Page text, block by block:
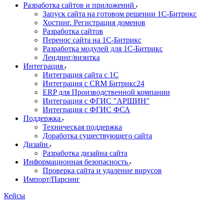
Разработка сайтов и приложений
Запуск сайта на готовом решении 1С-Битрикс
Хостинг. Регистрация доменов
Разработка сайтов
Перенос сайта на 1С-Битрикс
Разработка модулей для 1С-Битрикс
Лендинг/визитка
Интеграция
Интеграция сайта с 1С
Интеграция с CRM Битрикс24
ERP для Производственной компании
Интеграция с ФГИС "АРШИН"
Интеграция с ФГИС ФСА
Поддержка
Техническая поддержка
Доработка существующего сайта
Дизайн
Разработка дизайна сайта
Информационная безопасность
Проверка сайта и удаление вирусов
Импорт/Парсинг
Кейсы